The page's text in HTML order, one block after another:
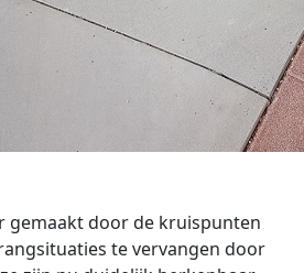
gemaakt door de kruispunten
te vervangen door